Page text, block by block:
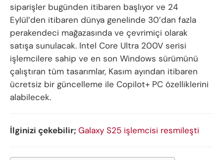
siparişler bugünden itibaren başlıyor ve 24
Eylül’den itibaren dünya genelinde 30’dan fazla
perakendeci mağazasında ve çevrimiçi olarak
satışa sunulacak. Intel Core Ultra 200V serisi
işlemcilere sahip ve en son Windows sürümünü
çalıştıran tüm tasarımlar, Kasım ayından itibaren
ücretsiz bir güncelleme ile Copilot+ PC özelliklerini
alabilecek.
İlginizi çekebilir; Galaxy S25 işlemcisi resmileşti